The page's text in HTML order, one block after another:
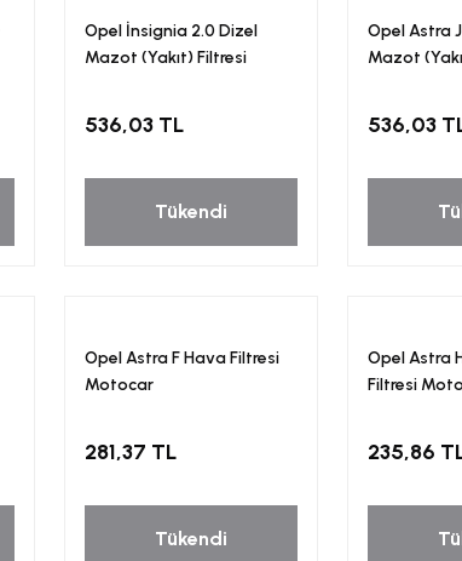
Opel İnsignia 2.0 Dizel
Mazot (Yakıt) Filtresi
536,03 TL
Tükendi
Opel Astra J
Mazot
536,03
Opel Astra F Hava Filtresi
Motocar
281,37 TL
Tükendi
Opel Astra
Filtresi
235,86